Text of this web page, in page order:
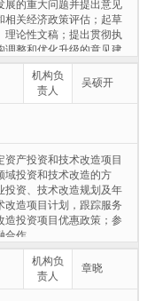
展的重大问题并提出意见
相关经济政策评估；起草
理论性文稿；提出贯彻执
调整和优化升级的意见建
移；承担推进区域协调发
带发展等相关工作；负
合，组织协调机关及所属
化示范基地（ 区）；承
作。
机构负
责人
吴硕开
产投资和技术改造项目
域投资和技术改造的方
投资、技术改造规划及年
改造项目计划，跟踪服务
造投资项目优惠政策；参
作。
机构负
责人
章晓